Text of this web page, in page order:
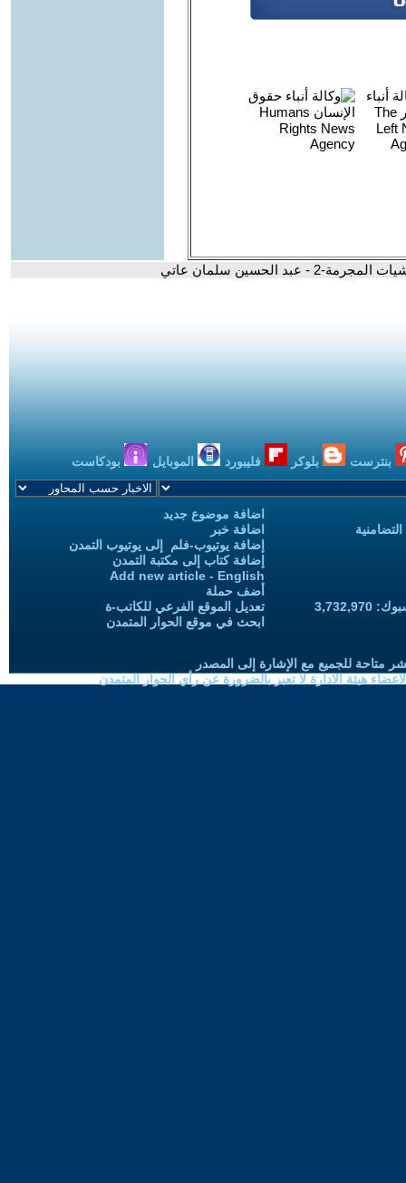
2 - عبد الحسين سلمان عاتي
بنترست بلوكر فليبورد الموبايل بودكاست
اضافة موضوع جديد
اضافة خبر
إضافة يوتيوب-فلم إلى يوتيوب التمدن
إضافة كتاب إلى مكتبة التمدن
Add new article - English
أضف حملة
تعديل الموقع الفرعي للكاتب-ة
ابحث في موقع الحوار المتمدن
متاحة للجميع مع الإشارة إلى المصدر
هيئة الادارة لا تعبر بالضرورة عن رأي الحوار المتمدن